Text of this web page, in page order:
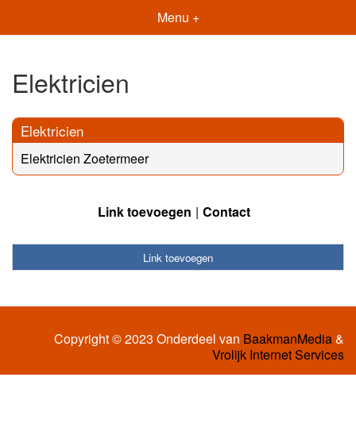
Menu +
Elektricien
Elektricien
Elektricien Zoetermeer
Link toevoegen Contact
Link toevoegen
Copyright © 2023 Onderdeel van BaakmanMedia&
Vrolijk Internet Services